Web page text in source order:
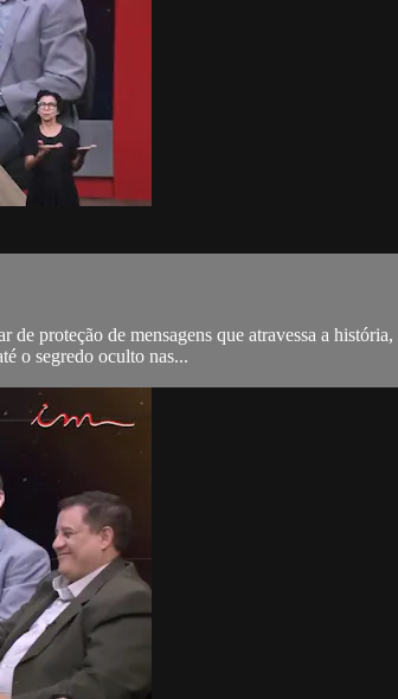
proteção de mensagens que atravessa a
o segredo oculto nas...